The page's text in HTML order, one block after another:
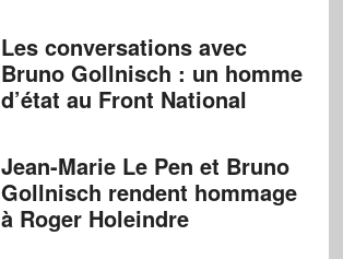
Les conversations avec
Bruno Gollnisch : un homme
d’état au Front National
Jean-Marie Le Pen et Bruno
Gollnisch rendent hommage
à Roger Holeindre